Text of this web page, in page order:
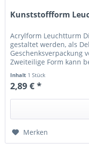
Kunststoffform
Acrylform Leuchtturm
gestaltet werden, als
Geschenksverpackung
Zweiteilige Form kann
Inhalt 1 Stück
2,89 € *
Merken